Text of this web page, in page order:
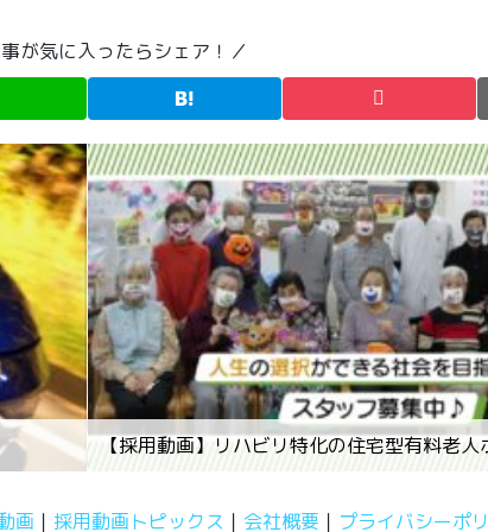
が気に入ったらシェア！／
【採用動画】リハビリ特化の住宅型有料老人
画 採用動画トピックス 会社概要 プライバシーポ